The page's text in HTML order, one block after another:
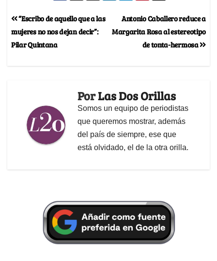
Antonio Caballero reduce a
Margarita Rosa al estereotipo
de tonta-hermosa
“Escribo de aquello que a las
mujeres no nos dejan decir”:
Pilar Quintana
PorLas Dos Orillas
Somos un equipo de periodistas
que queremos mostrar, además
del país de siempre, ese que
está olvidado, el de la otra orilla.